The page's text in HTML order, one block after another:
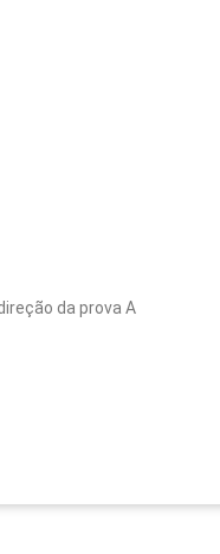
da prova A